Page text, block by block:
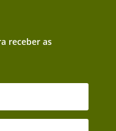
receber as